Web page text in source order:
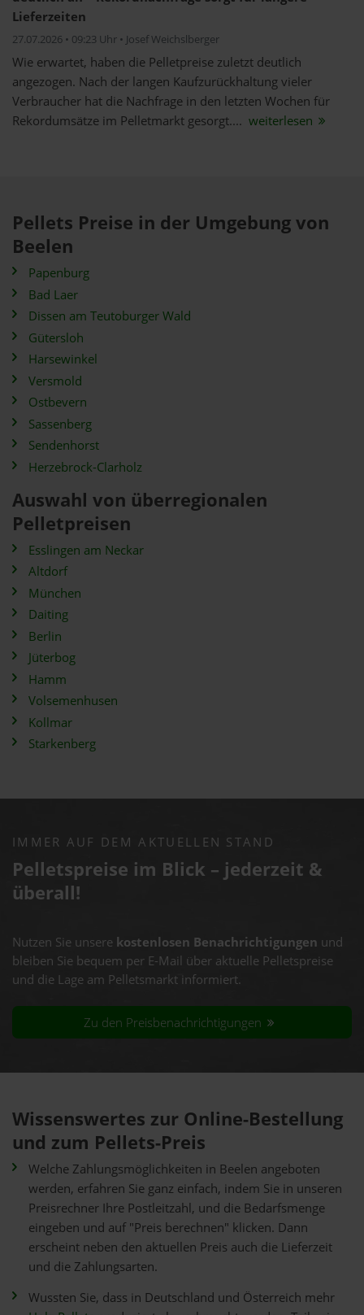
Lieferzeiten
27.07.2026 • 09:23 Uhr • Josef Weichslberger
Wie erwartet, haben die Pelletpreise zuletzt deutlich
angezogen. Nach der langen Kaufzurückhaltung vieler
Verbraucher hat die Nachfrage in den letzten Wochen für
Rekordumsätze im Pelletmarkt gesorgt.... weiterlesen
Pellets Preise in der Umgebung von
Beelen
Papenburg
Bad Laer
Dissen am Teutoburger Wald
Gütersloh
Harsewinkel
Versmold
Ostbevern
Sassenberg
Sendenhorst
Herzebrock-Clarholz
Auswahl von überregionalen
Pelletpreisen
Esslingen am Neckar
Altdorf
München
Daiting
Berlin
Jüterbog
Hamm
Volsemenhusen
Kollmar
Starkenberg
IMMER AUF DEM AKTUELLEN STAND
Pelletspreise im Blick – jederzeit &
überall!
Nutzen Sie unsere kostenlosen Benachrichtigungen und
bleiben Sie bequem per E-Mail über aktuelle Pelletspreise
und die Lage am Pelletsmarkt informiert.
Zu den Preisbenachrichtigungen
Wissenswertes zur Online-Bestellung
und zum Pellets-Preis
Welche Zahlungsmöglichkeiten in Beelen angeboten
werden, erfahren Sie ganz einfach, indem Sie in unseren
Preisrechner Ihre Postleitzahl, und die Bedarfsmenge
eingeben und auf "Preis berechnen" klicken. Dann
erscheint neben den aktuellen Preis auch die Lieferzeit
und die Zahlungsarten.
Wussten Sie, dass in Deutschland und Österreich mehr